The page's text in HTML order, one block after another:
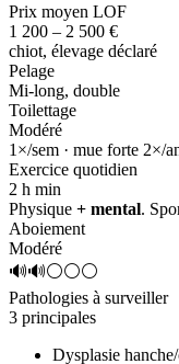
Prix moyen LOF
1 200 – 2 500 €
chiot, élevage déclaré
Pelage
Mi-long, double
Toilettage
Modéré
1×/sem · mue forte 2×/
Exercice quotidien
2 h min
Physique + mental.
Aboiement
Modéré
🔊🔊⚪⚪⚪
Pathologies à surveiller
3 principales
Dysplasie